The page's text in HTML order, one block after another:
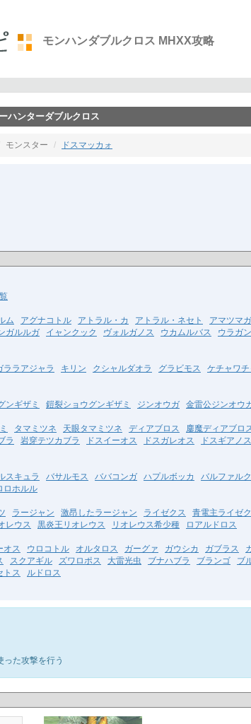
モンハンダブルクロス MHXX攻略
ハンターダブルクロス
モンスター ドスマッカォ
ム アグナコトル アトラル・カ アトラル・ネセト アマツマ
ガルルガ イャンクック ヴォルガノス ウカムルバス ウラガ
ララアジャラ キリン クシャルダオラ グラビモス ケチャワチ
ンギザミ 鎧裂ショウグンギザミ ジンオウガ 金雷公ジンオウ
タマミツネ 天眼タマミツネ ディアブロス 鏖魔ディアブロ
ラ 岩穿テツカブラ ドスイーオス ドスガレオス ドスギアノス
スキュラ バサルモス ババコンガ ハプルボッカ バルファルク
ロホルル
ラージャン 激昂したラージャン ライゼクス 青電主ライゼ
レウス 黒炎王リオレウス リオレウス希少種
ロアルドロス
オス ウロコトル オルタロス ガーグァ ガウシカ ガブラス
スクアギル ズワロポス 大雷光虫 ブナハブラ ブランゴ ブ
トス ルドロス
った攻撃を行う